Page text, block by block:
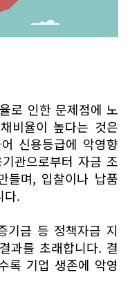
로 인한 문제점에 노
비율이 높다는 것은
신용등급에 악영향
관으로부터 자금 조
들며, 입찰이나 납품
다.
기금 등 정책자금 지
과를 초래합니다. 결
록 기업 생존에 악영